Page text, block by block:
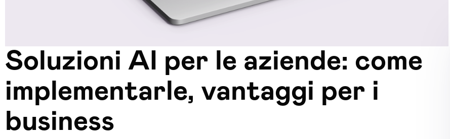
Soluzioni AI per le aziende: come
implementarle, vantaggi per i
business